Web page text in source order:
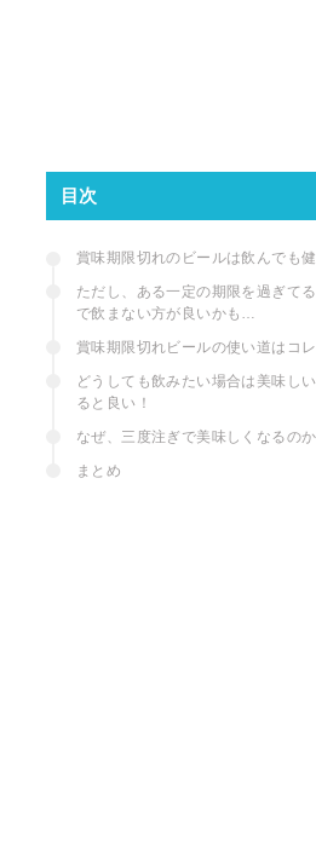
目次
賞味期限切れのビールは飲んでも
ただし、ある一定の期限を過ぎて
で飲まない方が良いかも…
賞味期限切れビールの使い道はコレ
どうしても飲みたい場合は美味し
ると良い！
なぜ、三度注ぎで美味しくなるのか
まとめ